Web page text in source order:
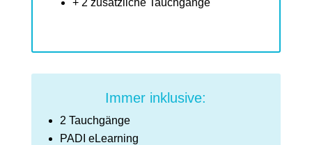
+ 2 zusätzliche Tauchgänge
Immer inklusive:
2 Tauchgänge
PADI eLearning